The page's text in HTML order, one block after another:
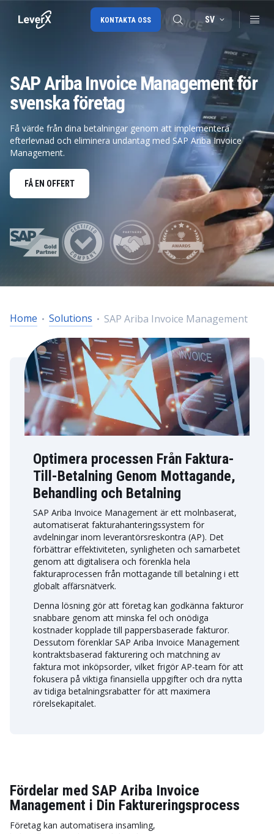
SAP-konsulttjänster
SAP Ariba
SAP EWM
SV
KONTAKTA OSS
SAP Ariba Invoice Management för
svenska företag
Få värde från dina betalningar genom att implementera
efterlevnad och eliminera undantag med SAP Ariba Invoice
Management.
FÅ EN OFFERT
Home Solutions SAP Ariba Invoice Management
Optimera processen Från Faktura-
Till-Betalning Genom Mottagande,
Behandling och Betalning
SAP Ariba Invoice Management är ett molnbaserat,
automatiserat fakturahanteringssystem för
avdelningar inom leverantörsreskontra (AP). Det
förbättrar effektiviteten, synligheten och samarbetet
genom att digitalisera och förenkla hela
fakturaprocessen från mottagande till betalning i ett
globalt affärsnätverk.
Denna lösning gör att företag kan godkänna fakturor
snabbare genom att minska fel och onödiga
kostnader kopplade till pappersbaserade fakturor.
Dessutom förenklar SAP Ariba Invoice Management
kontraktsbaserad fakturering och matchning av
faktura mot inköpsorder, vilket frigör AP-team för att
fokusera på viktiga finansiella uppgifter och dra nytta
av tidiga betalningsrabatter för att maximera
rörelsekapitalet.
Fördelar med SAP Ariba Invoice
Management i Din Faktureringsprocess
Företag kan automatisera insamling,